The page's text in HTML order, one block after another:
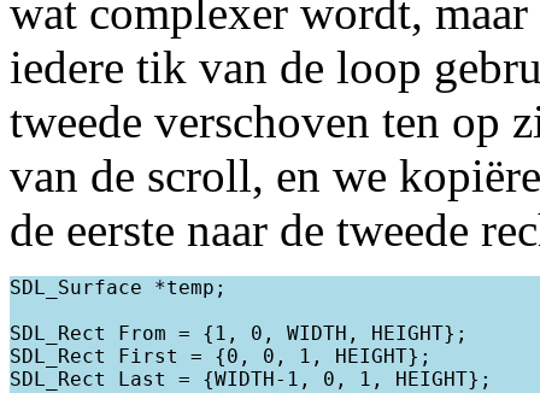
wat complexer wordt,
iedere tik van de loop
tweede verschoven ten op
van de scroll, en we
de eerste naar de tweede
SDL_Surface *temp;
SDL_Rect From = {1, 0, WIDTH, HEIGHT};
SDL_Rect First = {0, 0, 1, HEIGHT};
SDL_Rect Last = {WIDTH-1, 0, 1, HEIGHT};